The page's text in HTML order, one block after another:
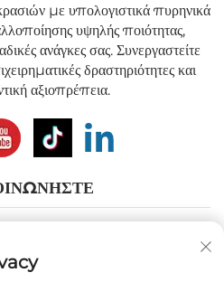
με υπολογιστικά πυρηνικά
υψηλής ποιότητας,
ανάγκες σας. Συνεργαστείτε
δραστηριότητες και
αξιοπρέπεια.